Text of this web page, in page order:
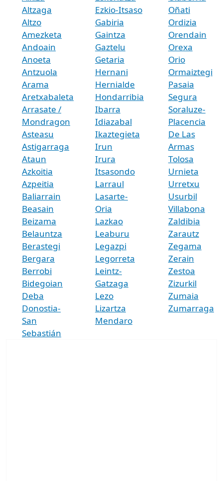
Altzaga
Altzo
Amezketa
Andoain
Anoeta
Antzuola
Arama
Aretxabaleta
Arrasate /
Mondragon
Asteasu
Astigarraga
Ataun
Azkoitia
Azpeitia
Baliarrain
Beasain
Beizama
Belauntza
Berastegi
Bergara
Berrobi
Bidegoian
Deba
Donostia-
San
Sebastián
Ezkio-Itsaso
Gabiria
Gaintza
Gaztelu
Getaria
Hernani
Hernialde
Hondarribia
Ibarra
Idiazabal
Ikaztegieta
Irun
Irura
Itsasondo
Larraul
Lasarte-
Oria
Lazkao
Leaburu
Legazpi
Legorreta
Leintz-
Gatzaga
Lezo
Lizartza
Mendaro
Oñati
Ordizia
Orendain
Orexa
Orio
Ormaiztegi
Pasaia
Segura
Soraluze-
Placencia
De Las
Armas
Tolosa
Urnieta
Urretxu
Usurbil
Villabona
Zaldibia
Zarautz
Zegama
Zerain
Zestoa
Zizurkil
Zumaia
Zumarraga